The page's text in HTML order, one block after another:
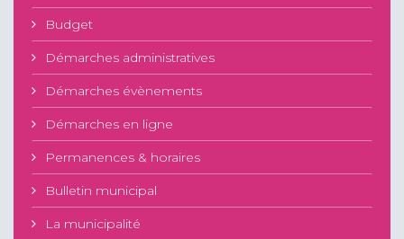
Budget
Démarches administratives
Démarches évènements
Démarches en ligne
Permanences & horaires
Bulletin municipal
La municipalité